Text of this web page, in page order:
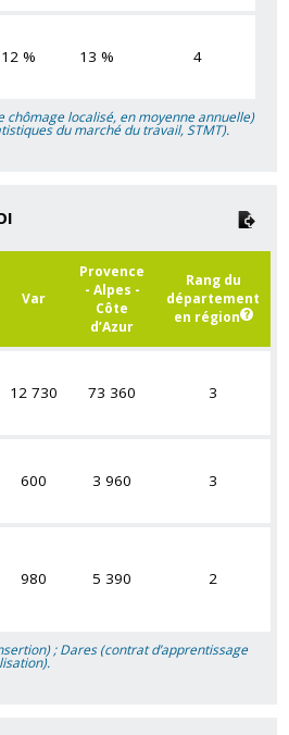
12 % 13 % 4
chômage localisé, en moyenne annuelle)
du marché du travail, STMT).
Var
Provence
- Alpes -
Côte
d’Azur
Rang du
département
en région
12 730 73 360 3
600 3 960 3
980 5 390 2
; Dares (contrat d’apprentissage